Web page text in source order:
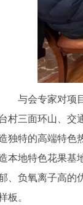
与会专家对项
村三面环山、交
独特的高端特色
本地特色花果基
、负氧离子高的
板。